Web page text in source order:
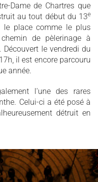
Dame de Chartres que
au tout début du 13e
le place comme le plus
de pèlerinage à
Découvert le vendredi du
il est encore parcouru
année.
l'une des rares
Celui-ci a été posé à
détruit en